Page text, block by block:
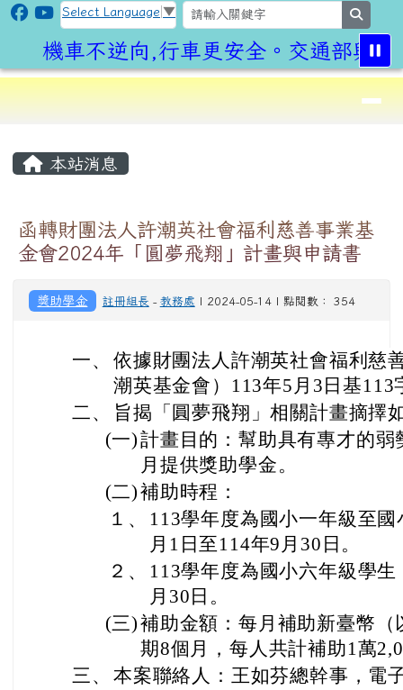
跳至主內容區
CLPS Site
Select Language ▼
機車不逆向,行車更安全。交通部與桃
⏸
導覽列
本站消息
函轉財團法人許潮英社會福利慈善事業基
金會2024年「圓夢飛翔」計畫與申請書
獎助學金 註冊組長 - 教務處 | 2024-05-14 | 點閱數： 354
一、 依據財團法人許潮英社會福利慈
潮英基金會）113年5月3日基113
二、
旨揭「圓夢飛翔」相關計畫摘擇
(一)計畫目的：幫助具有專才的
月提供獎助學金。
(二)補助時程：
１、
113學年度為國小一年級至
月1日至114年9月30日。
２、
113學年度為國小六年級學
月30日。
(三)補助金額：每月補助新臺幣
期8個月，每人共計補助1萬
三、 本案聯絡人：王如芬總幹事，電